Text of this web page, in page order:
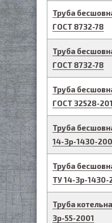
Труба
ГОСТ 8732-78
Труба
ГОСТ 8732-78
Труба
ГОСТ 32528-
Труба
14-3р-1430-
Труба
ТУ 14-3р-1430-
Труба
3р-55-2001